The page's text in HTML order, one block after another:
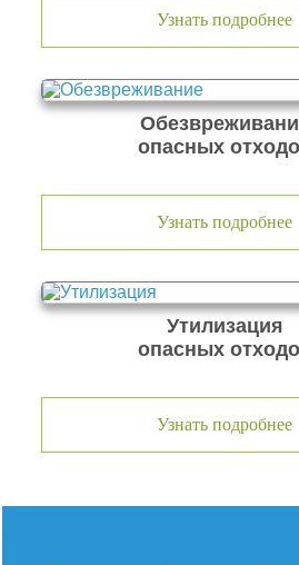
Узнать подробнее
опасных
Узнать подробнее
Утилизация
опасных
Узнать подробнее